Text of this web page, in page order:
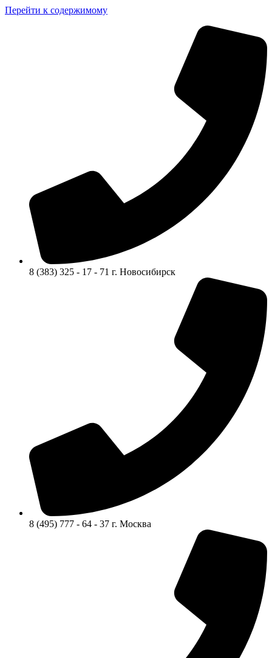
Перейти к содержимому
8 (383) 325 - 17 - 71 г. Новосибирск
8 (495) 777 - 64 - 37 г. Москва